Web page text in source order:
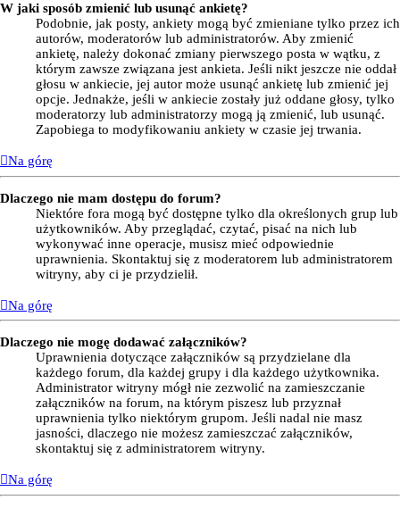
W jaki sposób zmienić lub usunąć ankietę?
Podobnie, jak posty, ankiety mogą być zmieniane tylko przez ich
autorów, moderatorów lub administratorów. Aby zmienić
ankietę, należy dokonać zmiany pierwszego posta w wątku, z
którym zawsze związana jest ankieta. Jeśli nikt jeszcze nie oddał
głosu w ankiecie, jej autor może usunąć ankietę lub zmienić jej
opcje. Jednakże, jeśli w ankiecie zostały już oddane głosy, tylko
moderatorzy lub administratorzy mogą ją zmienić, lub usunąć.
Zapobiega to modyfikowaniu ankiety w czasie jej trwania.
Na górę
Dlaczego nie mam dostępu do forum?
Niektóre fora mogą być dostępne tylko dla określonych grup lub
użytkowników. Aby przeglądać, czytać, pisać na nich lub
wykonywać inne operacje, musisz mieć odpowiednie
uprawnienia. Skontaktuj się z moderatorem lub administratorem
witryny, aby ci je przydzielił.
Na górę
Dlaczego nie mogę dodawać załączników?
Uprawnienia dotyczące załączników są przydzielane dla
każdego forum, dla każdej grupy i dla każdego użytkownika.
Administrator witryny mógł nie zezwolić na zamieszczanie
załączników na forum, na którym piszesz lub przyznał
uprawnienia tylko niektórym grupom. Jeśli nadal nie masz
jasności, dlaczego nie możesz zamieszczać załączników,
skontaktuj się z administratorem witryny.
Na górę